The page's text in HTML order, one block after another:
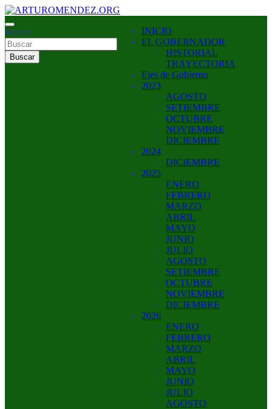
Saltar
al
contenido
ARTUROMENDEZ.ORG
ARTURO MENDEZ GOBERNADOR 2023
Buscar
Buscar
INICIO
EL GOBERNADOR
HISTORIAL
TRAYECTORIA
Ejes de Gobierno
2023
AGOSTO
SETIEMBRE
OCTUBRE
NOVIEMBRE
DICIEMBRE
2024
DICIEMBRE
2025
ENERO
FEBRERO
MARZO
ABRIL
MAYO
JUNIO
JULIO
AGOSTO
SETIEMBRE
OCTUBRE
NOVIEMBRE
DICIEMBRE
2026
ENERO
FEBRERO
MARZO
ABRIL
MAYO
JUNIO
JULIO
AGOSTO